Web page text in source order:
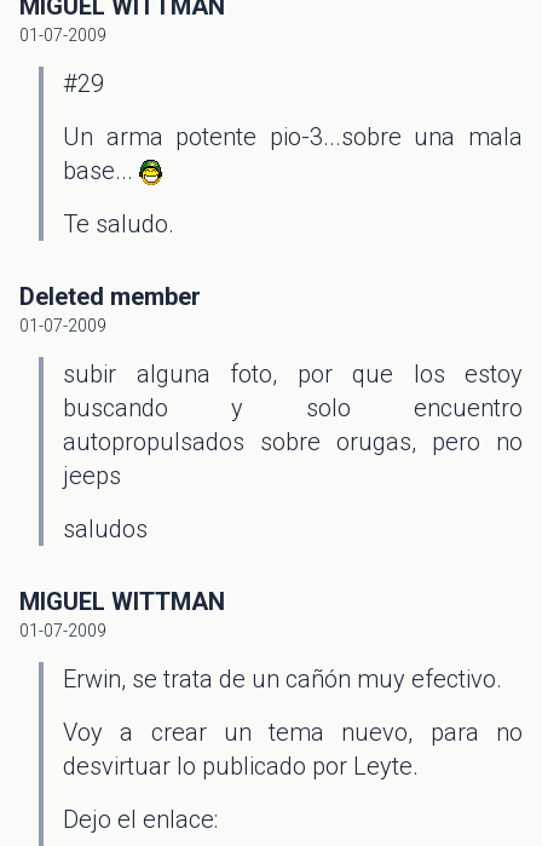
MIGUEL WITTMAN
01-07-2009
#29
Un arma potente pio-3...sobre una mala
base...
Te saludo.
Deleted member
01-07-2009
subir alguna foto, por que los estoy
buscando y solo encuentro
autopropulsados sobre orugas, pero no
jeeps
saludos
MIGUEL WITTMAN
01-07-2009
Erwin, se trata de un cañón muy efectivo.
Voy a crear un tema nuevo, para no
desvirtuar lo publicado por Leyte.
Dejo el enlace: